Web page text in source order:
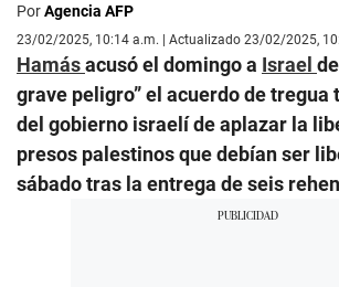
PorAgencia AFP
23/02/2025, 10:14 a.m. | Actualizado 23/02/2025,
Hamásacusó el domingo a Israel
grave peligro” el acuerdo de tregua
del gobierno israelí de aplazar la
presos palestinos que debían ser
sábado tras la entrega de seis